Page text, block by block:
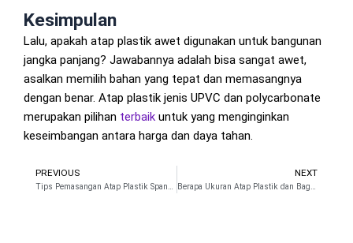
Kesimpulan
Lalu, apakah atap plastik awet digunakan untuk bangunan
jangka panjang? Jawabannya adalah bisa sangat awet,
asalkan memilih bahan yang tepat dan memasangnya
dengan benar. Atap plastik jenis UPVC dan polycarbonate
merupakan pilihan terbaik untuk yang menginginkan
keseimbangan antara harga dan daya tahan.
Prev
PREVIOUS
Tips Pemasangan Atap Plastik Spandek yang Kuat dan Rapi
NEXT
Berapa Ukuran Atap Plastik dan Bagaimana Cara Menyesuaikannya?